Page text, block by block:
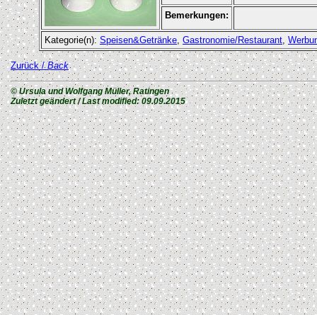
Bemerkungen:
Kategorie(n): Speisen&Getränke, Gastronomie/Restaurant,
Zurück / Back
© Ursula und Wolfgang Müller, Ratingen
Zuletzt geändert / Last modified:09.09.2015